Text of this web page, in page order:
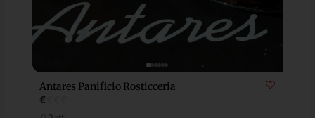
Antares Panificio Rosticceria
€